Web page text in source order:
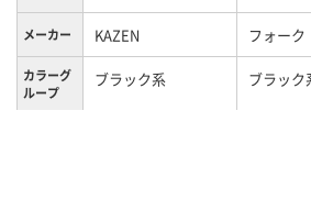
メーカー KAZEN フォーク
カラーグ
ループ
ブラック系 ブラック